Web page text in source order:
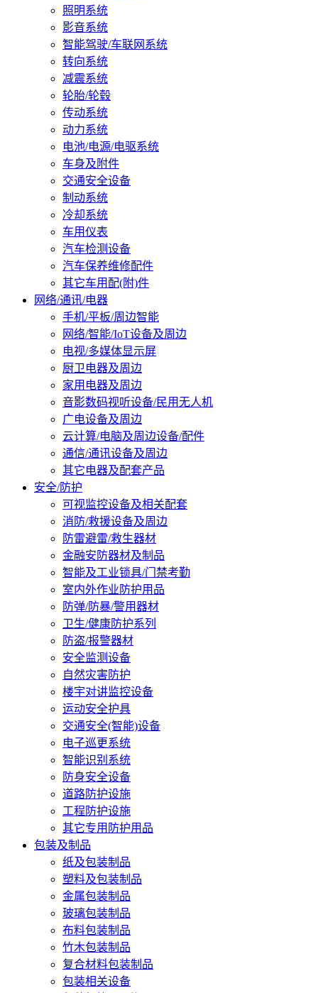
照明系统
影音系统
智能驾驶/车联网系统
转向系统
减震系统
轮胎/轮毂
传动系统
动力系统
电池/电源/电驱系统
车身及附件
交通安全设备
制动系统
冷却系统
车用仪表
汽车检测设备
汽车保养维修配件
其它车用配(附)件
网络/通讯/电器
手机/平板/周边智能
网络/智能/IoT设备及周边
电视/多媒体显示屏
厨卫电器及周边
家用电器及周边
音影数码视听设备/民用无人机
广电设备及周边
云计算/电脑及周边设备/配件
通信/通讯设备及周边
其它电器及配套产品
安全/防护
可视监控设备及相关配套
消防/救援设备及周边
防雷避雷/救生器材
金融安防器材及制品
智能及工业锁具/门禁考勤
室内外作业防护用品
防弹/防暴/警用器材
卫生/健康防护系列
防盗/报警器材
安全监测设备
自然灾害防护
楼宇对讲监控设备
运动安全护具
交通安全(智能)设备
电子巡更系统
智能识别系统
防身安全设备
道路防护设施
工程防护设施
其它专用防护用品
包装及制品
纸及包装制品
塑料及包装制品
金属包装制品
玻璃包装制品
布料包装制品
竹木包装制品
复合材料包装制品
包装相关设备